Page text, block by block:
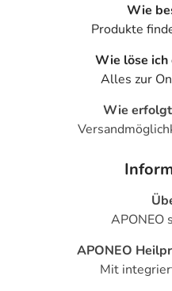
Wie
Produkte
Wie löse ich
Alles zur
Wie erfolgt
APONEO
APONEO
Mit